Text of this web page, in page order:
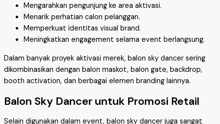
Mengarahkan pengunjung ke area aktivasi.
Menarik perhatian calon pelanggan.
Memperkuat identitas visual brand.
Meningkatkan engagement selama event berlangsung.
Dalam banyak proyek aktivasi merek, balon sky dancer sering
dikombinasikan dengan balon maskot, balon gate, backdrop,
booth activation, dan berbagai elemen branding lainnya.
Balon Sky Dancer untuk Promosi Retail
Selain digunakan dalam event, balon sky dancer juga sangat